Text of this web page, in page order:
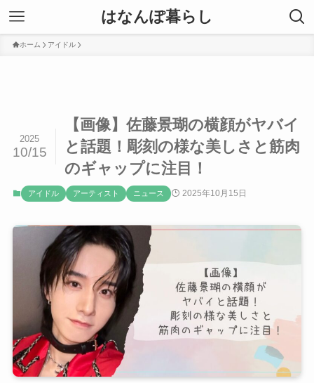
はなんぽ暮らし
ホーム アイドル
【画像】佐藤景瑚の横顔がヤバイ
と話題！彫刻の様な美しさと筋肉
のギャップに注目！
2025
10/15
アイドル アーティスト ニュース 2025年10月15日